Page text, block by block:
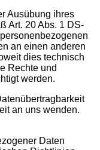
Ausübung ihres
Art. 20 Abs. 1 DS-
an einen anderen
dies technisch
Rechte und
werden.
an uns wenden.
Daten